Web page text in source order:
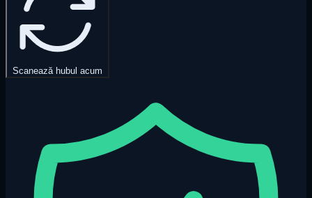
Scanează hubul acum